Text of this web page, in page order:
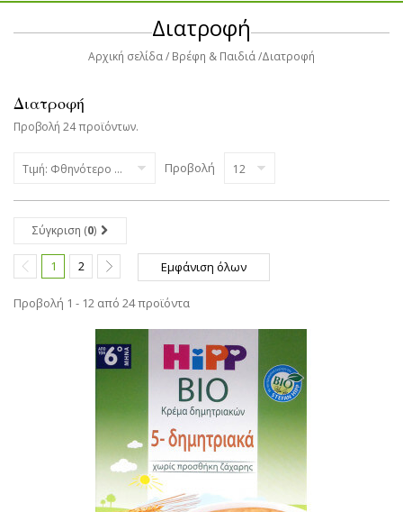
Διατροφή
Αρχική σελίδα Βρέφη & Παιδιά Διατροφή
Διατροφή
Προβολή 24 προϊόντων.
Τιμή: Φθηνότερο πρώτα Προβολή 12
Σύγκριση (0)
Εμφάνιση όλων
1 2
Προβολή 1 - 12 από 24 προϊόντα